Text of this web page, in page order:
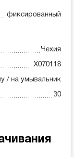
фиксированный
Чехия
X070118
/ на умывальник
30